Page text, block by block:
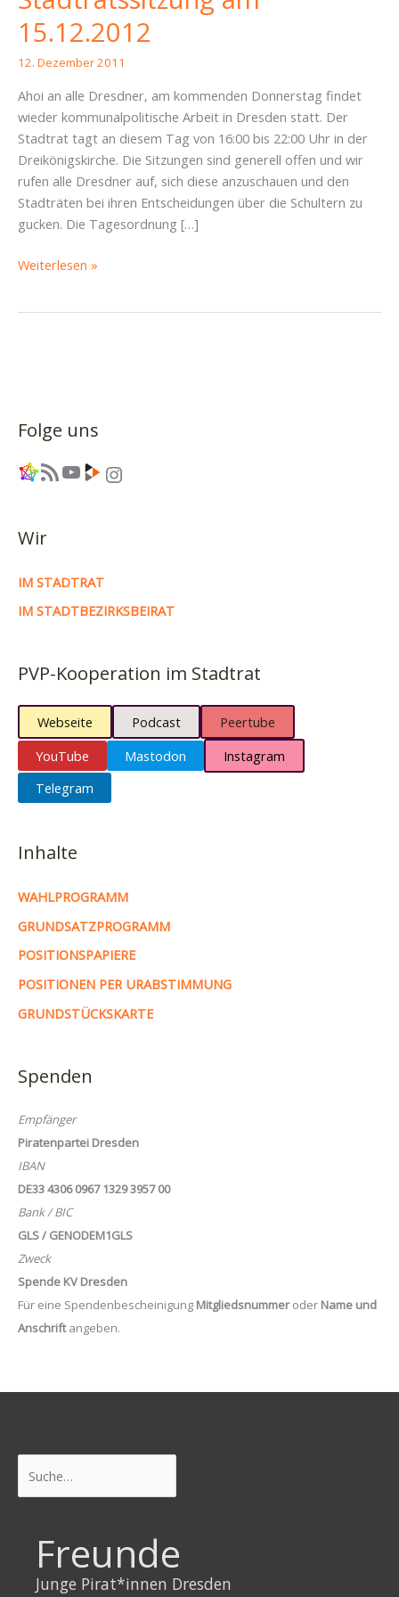
15.12.2012
12. Dezember 2011
Ahoi an alle Dresdner, am kommenden Donnerstag findet
wieder kommunalpolitische Arbeit in Dresden statt. Der
Stadtrat tagt an diesem Tag von 16:00 bis 22:00 Uhr in der
Dreikönigskirche. Die Sitzungen sind generell offen und wir
rufen alle Dresdner auf, sich diese anzuschauen und den
Stadträten bei ihren Entscheidungen über die Schultern zu
gucken. Die Tagesordnung […]
Einladung
Weiterlesen »
Folge uns
Link RSS-Feed YouTube Link Instagram
Wir
IM STADTRAT
IM STADTBEZIRKSBEIRAT
PVP-Kooperation im Stadtrat
Webseite Podcast
Peertube
YouTube
Mastodon
Instagram
Telegram
Inhalte
WAHLPROGRAMM
GRUNDSATZPROGRAMM
POSITIONSPAPIERE
POSITIONEN PER URABSTIMMUNG
GRUNDSTÜCKSKARTE
Spenden
Empfänger
Piratenpartei Dresden
IBAN
DE33 4306 0967 1329 3957 00
Bank / BIC
GLS / GENODEM1GLS
Zweck
Spende KV Dresden
Für eine Spendenbescheinigung Mitgliedsnummeroder Name und
Anschriftangeben.
Freunde
Junge Pirat*innen Dresden